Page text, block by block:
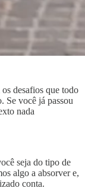
desafios que todo
Se você já passou
nada
seja do tipo de
algo a absorver e,
conta.